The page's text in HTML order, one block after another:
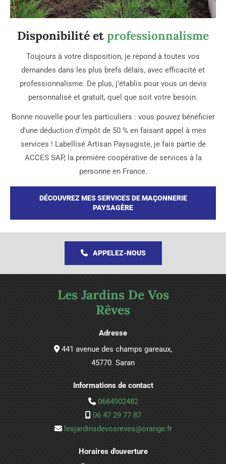
Disponibilité et professionnalisme
Toujours à votre disposition, je répond à toutes vos
demandes dans les plus brefs délais, avec efficacité et
professionnalisme. De plus, j’établis pour vous un devis
personnalisé et gratuit, quel que soit votre besoin.
Bonne nouvelle pour les particuliers : vous pouvez bénéficier
d'une déduction d'impôt de 50 % en faisant appel à mes
services ! Labellisé Artisan Paysagiste, je fais partie de
ACCES SAP, la première coopérative de services à la
personne en France.
DÉCOUVREZ MES SERVICES DE MAÇONNERIE
PAYSAGÈRE
APPELEZ-NOUS
Les Jardins De Vos
Rêves
Adresse
 441 avenue des champs gareaux,
45770 Saran
Informations de contact
 0684902482
 06 47 29 77 87
 lesjardinsdevosreves@orange.fr
Horaires d'ouverture